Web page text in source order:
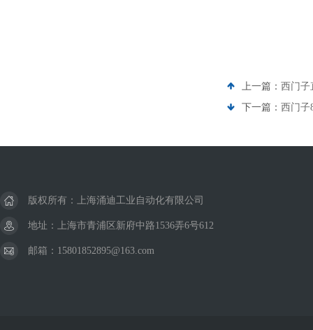
上一篇： 西门子
下一篇： 西门子
版权所有：上海涌迪工业自动化有限公司
地址：上海市青浦区新府中路1536弄6号612
邮箱：15801852895@163.com